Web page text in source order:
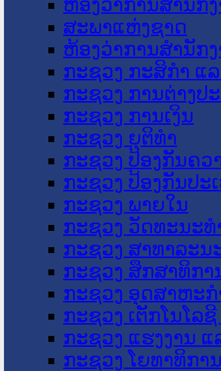
ຫ້ອງວ່າການສໍານັກ
ສະພາແຫ່ງຊາດ
ຫ້ອງວ່າການສຳນັກ
ກະຊວງ ກະສິກຳ ແ
ກະຊວງ ການຕ່າງປ
ກະຊວງ ການເງິນ
ກະຊວງ ຍຸຕິທໍາ
ກະຊວງ ປ້ອງກັນຄວ
ກະຊວງ ປ້ອງກັນປະ
ກະຊວງ ພາຍໃນ
ກະຊວງ ວັດທະນະ
ກະຊວງ ສາທາລະນ
ກະຊວງ ສຶກສາທິກາ
ກະຊວງ ອຸດສາຫະ
ກະຊວງ ເຕັກໂນໂລ
ກະຊວງ ແຮງງານ
ກະຊວງ ໂຍທາທິກາ